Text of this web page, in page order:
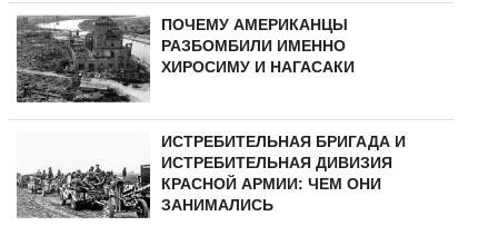
ПОЧЕМУ АМЕРИКАНЦЫ
РАЗБОМБИЛИ ИМЕННО
ХИРОСИМУ И НАГАСАКИ
ИСТРЕБИТЕЛЬНАЯ БРИГАДА И
ИСТРЕБИТЕЛЬНАЯ ДИВИЗИЯ
КРАСНОЙ АРМИИ: ЧЕМ ОНИ
ЗАНИМАЛИСЬ